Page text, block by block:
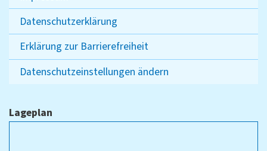
Datenschutzerklärung
Erklärung zur Barrierefreiheit
Datenschutzeinstellungen ändern
Lageplan